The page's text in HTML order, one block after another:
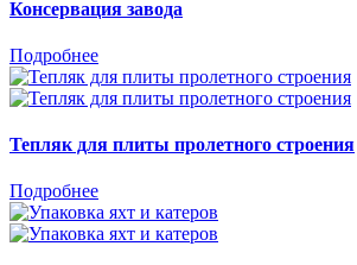
Консервация завода
Подробнее
Тепляк для плиты пролетного строения
Подробнее